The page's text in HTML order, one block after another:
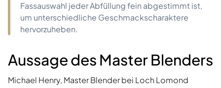
Fassauswahl jeder Abfüllung fein abgestimmt ist,
um unterschiedliche Geschmackscharaktere
hervorzuheben.
Aussage des Master Blenders
Michael Henry, Master Blender bei Loch Lomond